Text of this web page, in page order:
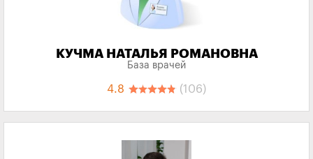
КУЧМА НАТАЛЬЯ РОМАНОВНА
База врачей
4.8 (106)